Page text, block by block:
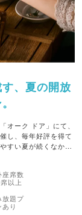
、夏の開放
オーク ドア」にて、
し、毎年好評を得て
すい夏が続くなか、
重なり、暑さの中で
フリーフローととも
グリル料理をシェア
座席数
以上
放題プ
あり